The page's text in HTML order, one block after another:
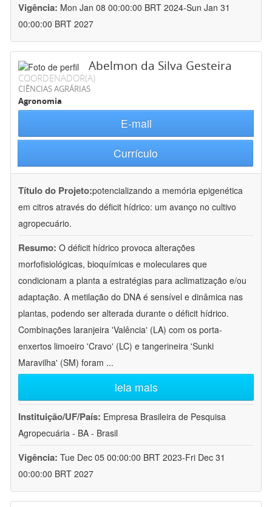
Vigência: Mon Jan 08 00:00:00 BRT 2024-Sun Jan 31
00:00:00 BRT 2027
Abelmon da Silva Gesteira
COORDENADOR(A)
CIÊNCIAS AGRÁRIAS
Agronomia
E-mail
Currículo
Título do Projeto:potencializando a memória epigenética
em citros através do déficit hídrico: um avanço no cultivo
agropecuário.
Resumo: O déficit hídrico provoca alterações
morfofisiológicas, bioquímicas e moleculares que
condicionam a planta a estratégias para aclimatização e/ou
adaptação. A metilação do DNA é sensível e dinâmica nas
plantas, podendo ser alterada durante o déficit hídrico.
Combinações laranjeira 'Valência' (LA) com os porta-
enxertos limoeiro 'Cravo' (LC) e tangerineira 'Sunki
Maravilha' (SM) foram ...
leia mais
Instituição/UF/País: Empresa Brasileira de Pesquisa
Agropecuária - BA - Brasil
Vigência: Tue Dec 05 00:00:00 BRT 2023-Fri Dec 31
00:00:00 BRT 2027